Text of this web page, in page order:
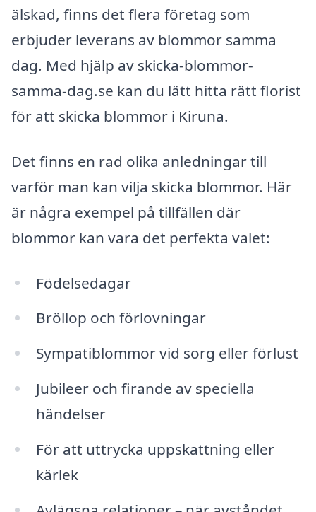
älskad, finns det flera företag som
erbjuder leverans av blommor samma
dag. Med hjälp av skicka-blommor-
samma-dag.se kan du lätt hitta rätt florist
för att skicka blommor i Kiruna.
Det finns en rad olika anledningar till
varför man kan vilja skicka blommor. Här
är några exempel på tillfällen där
blommor kan vara det perfekta valet:
Födelsedagar
Bröllop och förlovningar
Sympatiblommor vid sorg eller förlust
Jubileer och firande av speciella
händelser
För att uttrycka uppskattning eller
kärlek